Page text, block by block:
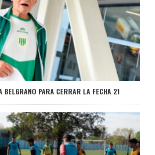
BELGRANO PARA CERRAR LA FECHA 21